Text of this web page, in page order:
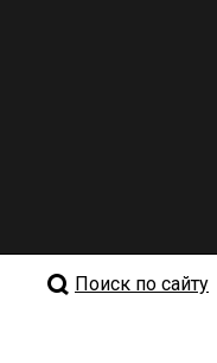
Поиск по сайту